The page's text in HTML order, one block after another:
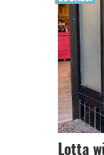
Lotta